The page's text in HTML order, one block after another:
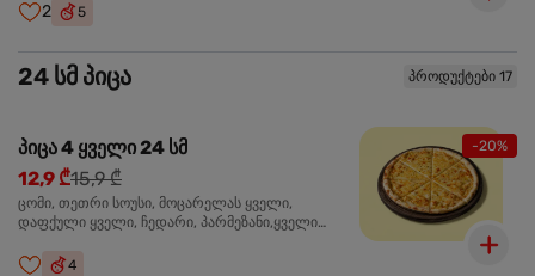
2 5
24 სმ პიცა პროდუქტები 17
-20%
პიცა 4 ყველი 24 სმ
12,9 ₾15,9 ₾
ცომი, თეთრი სოუსი, მოცარელას ყველი,
დაფქული ყველი, ჩედარი, პარმეზანი,ყველი
4